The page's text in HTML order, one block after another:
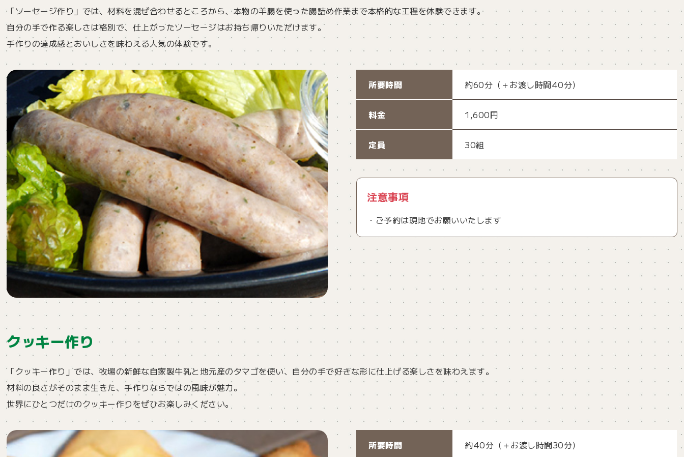
「ソーセージ作り」では、材料を混ぜ合わせるところから、本物の羊腸を使った腸詰め作業まで本格的な工程を体験できます。
自分の手で作る楽しさは格別で、仕上がったソーセージはお持ち帰りいただけます。
手作りの達成感とおいしさを味わえる人気の体験です。
所要時間 約60分（＋お渡し時間40分）
料金 1,600円
定員 30組
注意事項
・ご予約は現地でお願いいたします
クッキー作り
「クッキー作り」では、牧場の新鮮な自家製牛乳と地元産のタマゴを使い、自分の手で好きな形に仕上げる楽しさを味わえます。
材料の良さがそのまま生きた、手作りならではの風味が魅力。
世界にひとつだけのクッキー作りをぜひお楽しみください。
所要時間 約40分（＋お渡し時間30分）